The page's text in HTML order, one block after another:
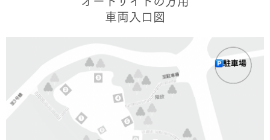
車両入口図